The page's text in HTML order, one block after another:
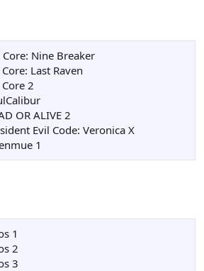
Nine Breaker
Last Raven
2
OR ALIVE 2
Evil Code: Veronica X
1
1
2
3